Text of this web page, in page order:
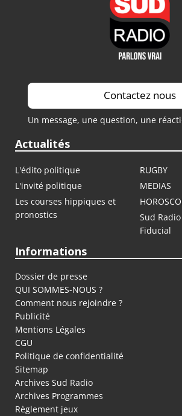
Contactez nous
Un message, une question, une
Actualités
L'édito politique
RUGBY
L'invité politique
MEDIAS
Les courses hippiques et
pronostics
Sud
Fiducial
Informations
Dossier de presse
QUI SOMMES-NOUS ?
Comment nous rejoindre ?
Publicité
Mentions Légales
CGU
Politique de confidentialité
Sitemap
Archives Sud Radio
Archives Programmes
Règlement jeux